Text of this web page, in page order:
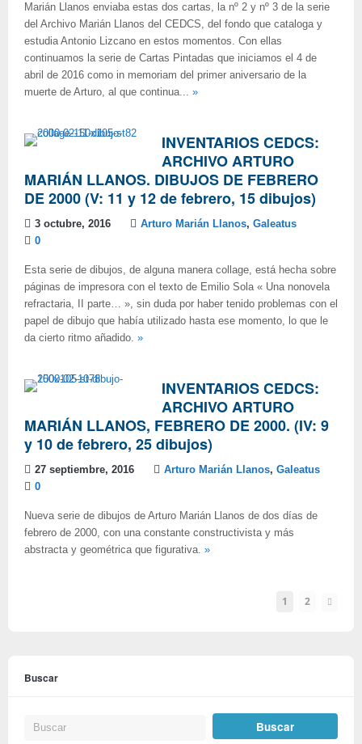
Marián Llanos enviaba estas dos cartas, la nº 2 y nº 3 de la serie
del Archivo Marián Llanos del CEDCS, del fondo que cataloga y
estudia Antonio Lizcano en estos momentos. Con ellas
continuamos la serie de Cartas Pintadas que iniciamos el 4 de
abril de 2016 como in memoriam del primer aniversario de la
muerte de Arturo, al que continua... »
INVENTARIOS CEDCS:
ARCHIVO ARTURO
MARIÁN LLANOS. DIBUJOS DE FEBRERO
DE 2000 (V: 11 y 12 de febrero, 15 dibujos)
3 octubre, 2016 Arturo Marián Llanos, Galeatus
0
Esta serie de dibujos, de alguna manera collage, está hecha sobre
páginas de impresora con el texto de Emilio Sola « Una nonovela
refractaria, II parte… », sin duda por haber tenido problemas con el
papel de dibujo que había utilizado hasta ese momento, lo que le
da cierto ritmo añadido. »
INVENTARIOS CEDCS:
ARCHIVO ARTURO
MARIÁN LLANOS, FEBRERO DE 2000. (IV: 9
y 10 de febrero, 25 dibujos)
27 septiembre, 2016 Arturo Marián Llanos, Galeatus
0
Nueva serie de dibujos de Arturo Marián Llanos de dos días de
febrero de 2000, con una constante constructivista y más
abstracta y geométrica que figurativa. »
1 2
Buscar